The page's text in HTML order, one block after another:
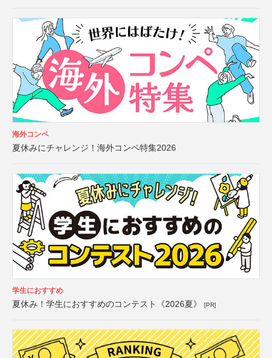
海外コンペ
夏休みにチャレンジ！海外コンペ特集2026
学生におすすめ
夏休み！学生におすすめのコンテスト《2026夏》 [PR]